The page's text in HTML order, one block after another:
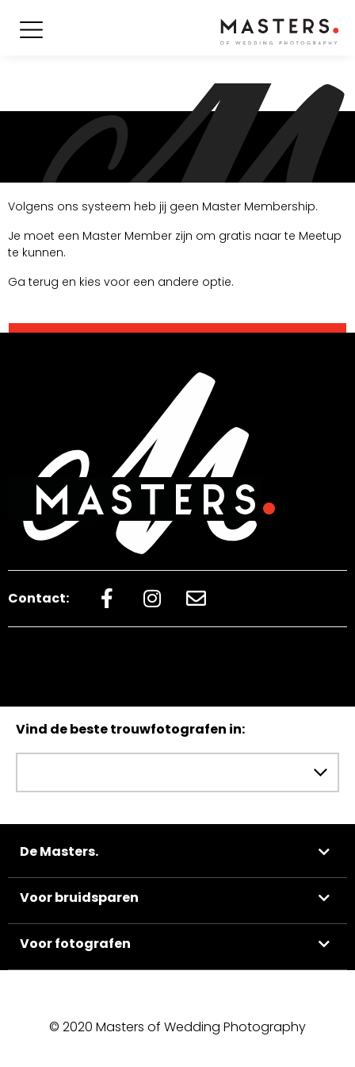
Volgens ons systeem heb jij geen Master Membership.
Je moet een Master Member zijn om gratis naar te Meetup
te kunnen.
Ga terug en kies voor een andere optie.
Contact:
Vind de beste trouwfotografen in:
De Masters.
Voor bruidsparen
Voor fotografen
© 2020 Masters of Wedding Photography